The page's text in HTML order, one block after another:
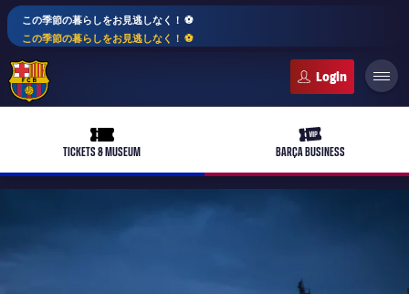
この季節の暮らしをお見逃しなく！ ⚽️
この季節の暮らしをお見逃しなく！ ⚽️
ticket-full
TICKETS & MUSEUM
ticket-vip
BARÇA BUSINESS